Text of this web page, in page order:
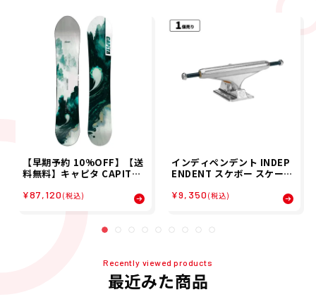
【早期予約 10%OFF】【送
料無料】キャピタ CAPITA
TOR スノーボード S-BOA
¥87,120 (税込)
インディペンデント INDEP
ENDENT スケボー スケート
1 149 FORGED TITANIUM
¥9,350 (税込)
Recently viewed products
最近みた商品